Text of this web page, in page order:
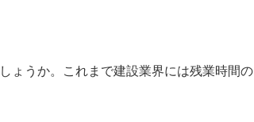
ょうか。これまで建設業界には残業時間の